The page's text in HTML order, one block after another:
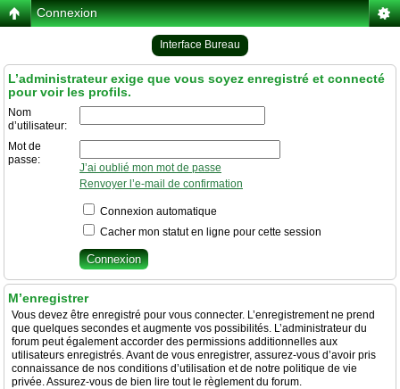
Connexion
Interface Bureau
L’administrateur exige que vous soyez enregistré et connecté
pour voir les profils.
Nom
d’utilisateur:
Mot de
passe:
J’ai oublié mon mot de passe
Renvoyer l’e-mail de confirmation
Connexion automatique
Cacher mon statut en ligne pour cette session
M’enregistrer
Vous devez être enregistré pour vous connecter. L’enregistrement ne prend
que quelques secondes et augmente vos possibilités. L’administrateur du
forum peut également accorder des permissions additionnelles aux
utilisateurs enregistrés. Avant de vous enregistrer, assurez-vous d’avoir pris
connaissance de nos conditions d’utilisation et de notre politique de vie
privée. Assurez-vous de bien lire tout le règlement du forum.